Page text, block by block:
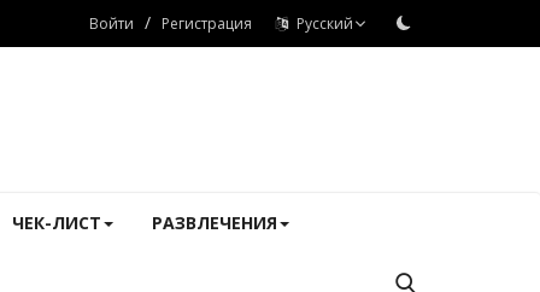
Войти / Регистрация Русский
ЧЕК-ЛИСТ РАЗВЛЕЧЕНИЯ